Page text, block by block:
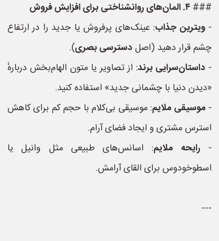
### ۴. المان‌های روانشناختی برای افزایش فروش
-ویترین جذاب: عینک‌های پرفروش یا جدید را در ارتفاع
چشم قرار دهید (اصل دسترسی بصری).
- داستان‌سرایی برند: از تصاویر یا متون الهام‌بخش دربارهٔ
«دیدن دنیا با چشمانی جدید» استفاده کنید.
-موسیقی ملایم: موسیقی بی‌کلام با حجم کم برای کاهش
استرس مشتری و ایجاد فضای آرام.
-رایحه‌ ملایم: اسانس‌های طبیعی مثل وانیل یا
اسطوخودوس برای القای آرامش.
---